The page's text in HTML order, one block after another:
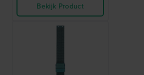
Bekijk Product